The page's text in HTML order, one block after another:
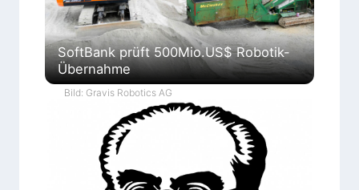
SoftBank prüft 500Mio.US$ Robotik-
Übernahme
Bild: Gravis Robotics AG